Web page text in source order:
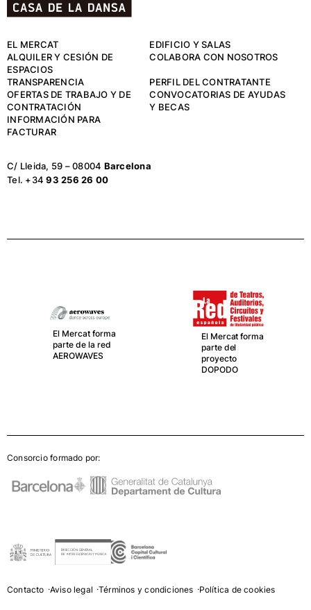
EL MERCAT
EDIFICIO Y SALAS
ALQUILER Y CESIÓN DE
ESPACIOS
COLABORA CON NOSOTROS
TRANSPARENCIA
PERFIL DEL CONTRATANTE
OFERTAS DE TRABAJO Y DE
CONTRATACIÓN
CONVOCATORIAS DE AYUDAS
Y BECAS
INFORMACIÓN PARA
FACTURAR
C/ Lleida, 59 – 08004 Barcelona
Tel. +3493 256 26 00
El Mercat forma
parte de la red
AEROWAVES
El Mercat forma
parte del
proyecto
DOPODO
Consorcio formado por:
Contacto Aviso legal Términos y condiciones Política de cookies